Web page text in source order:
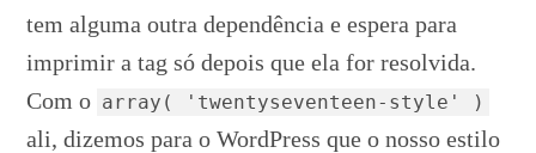
tem alguma outra dependência e espera para
imprimir a tag só depois que ela for resolvida.
Com o array( 'twentyseventeen-style' )
ali, dizemos para o WordPress que o nosso estilo